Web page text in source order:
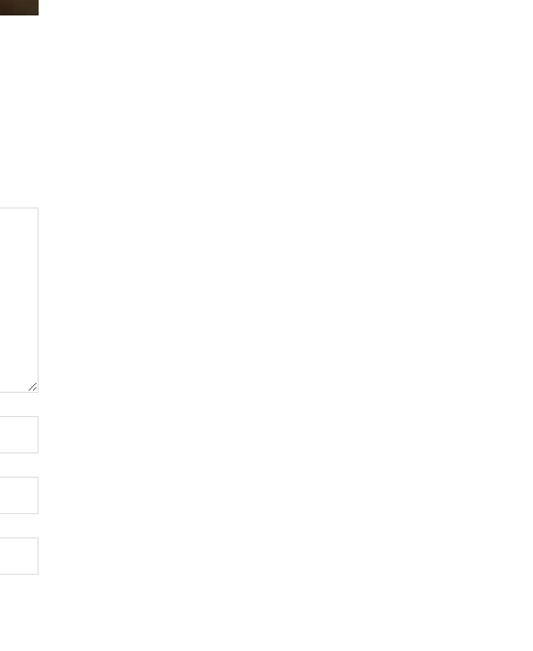
mail:*